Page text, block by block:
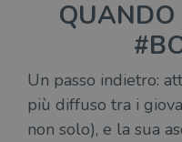
Un passo indietro:
più diffuso tra i
non solo), e la sua